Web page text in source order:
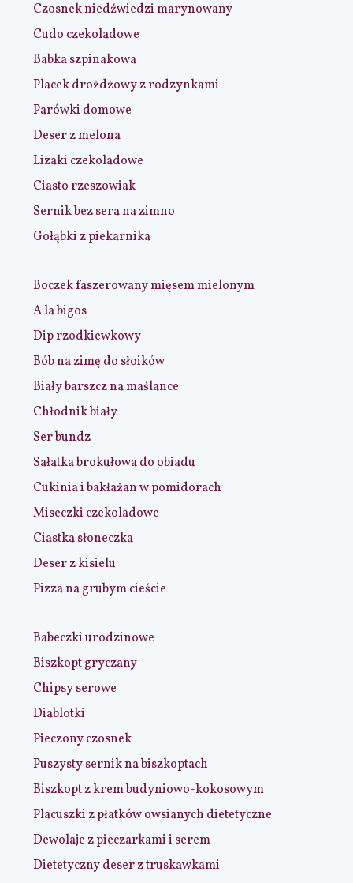
Czosnek niedźwiedzi marynowany
Cudo czekoladowe
Babka szpinakowa
Placek drożdżowy z rodzynkami
Parówki domowe
Deser z melona
Lizaki czekoladowe
Ciasto rzeszowiak
Sernik bez sera na zimno
Gołąbki z piekarnika
Boczek faszerowany mięsem mielonym
A la bigos
Dip rzodkiewkowy
Bób na zimę do słoików
Biały barszcz na maślance
Chłodnik biały
Ser bundz
Sałatka brokułowa do obiadu
Cukinia i bakłażan w pomidorach
Miseczki czekoladowe
Ciastka słoneczka
Deser z kisielu
Pizza na grubym cieście
Babeczki urodzinowe
Biszkopt gryczany
Chipsy serowe
Diablotki
Pieczony czosnek
Puszysty sernik na biszkoptach
Biszkopt z krem budyniowo-kokosowym
Placuszki z płatków owsianych dietetyczne
Dewolaje z pieczarkami i serem
Dietetyczny deser z truskawkami